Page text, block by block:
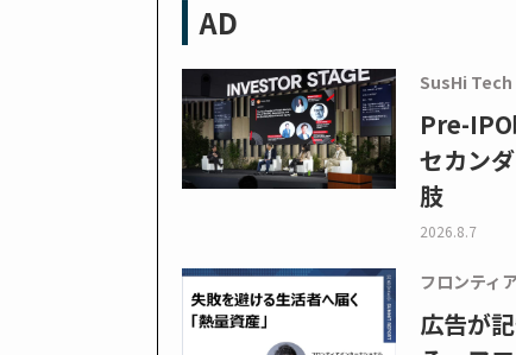
AD
SusHi
Pre-IPO
セカン
肢
2026.8.7
フロンティ
広告が